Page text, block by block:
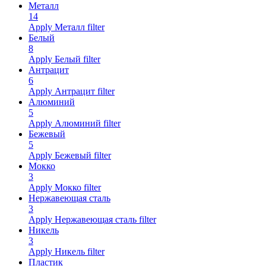
Металл
14
Apply Металл filter
Белый
8
Apply Белый filter
Антрацит
6
Apply Антрацит filter
Алюминий
5
Apply Алюминий filter
Бежевый
5
Apply Бежевый filter
Мокко
3
Apply Мокко filter
Нержавеющая сталь
3
Apply Нержавеющая сталь filter
Никель
3
Apply Никель filter
Пластик